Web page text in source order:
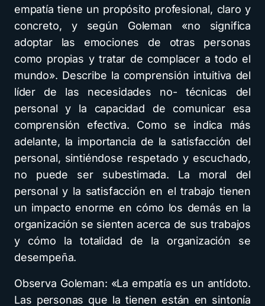
empatía tiene un propósito profesional, claro y
concreto, y según Goleman «no significa
adoptar las emociones de otras personas
como propias y tratar de complacer a todo el
mundo». Describe la comprensión intuitiva del
líder de las necesidades no- técnicas del
personal y la capacidad de comunicar esa
comprensión efectiva. Como se indica más
adelante, la importancia de la satisfacción del
personal, sintiéndose respetado y escuchado,
no puede ser subestimada. La moral del
personal y la satisfacción en el trabajo tienen
un impacto enorme en cómo los demás en la
organización se sienten acerca de sus trabajos
y cómo la totalidad de la organización se
desempeña.
Observa Goleman: «La empatía es un antídoto.
Las personas que la tienen están en sintonía